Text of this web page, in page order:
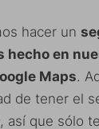
hacer un
hecho en
Maps.
de tener el
así que sólo